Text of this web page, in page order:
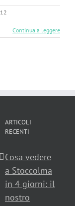
12
Continua a leggere
ARTICOLI
RECENTI
Cosa vedere
a Stoccolma
in 4 giorni: il
nostro